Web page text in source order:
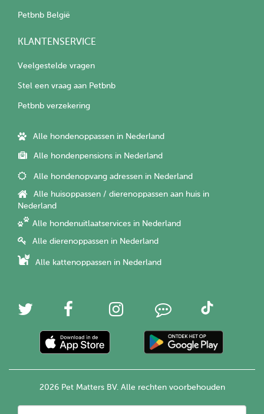
Petbnb België
KLANTENSERVICE
Veelgestelde vragen
Stel een vraag aan Petbnb
Petbnb verzekering
Alle hondenoppassen in Nederland
Alle hondenpensions in Nederland
Alle hondenopvang adressen in Nederland
Alle huisoppassen / dierenoppassen aan huis in
Nederland
Alle hondenuitlaatservices in Nederland
Alle dierenoppassen in Nederland
Alle kattenoppassen in Nederland
2026 Pet Matters BV. Alle rechten voorbehouden